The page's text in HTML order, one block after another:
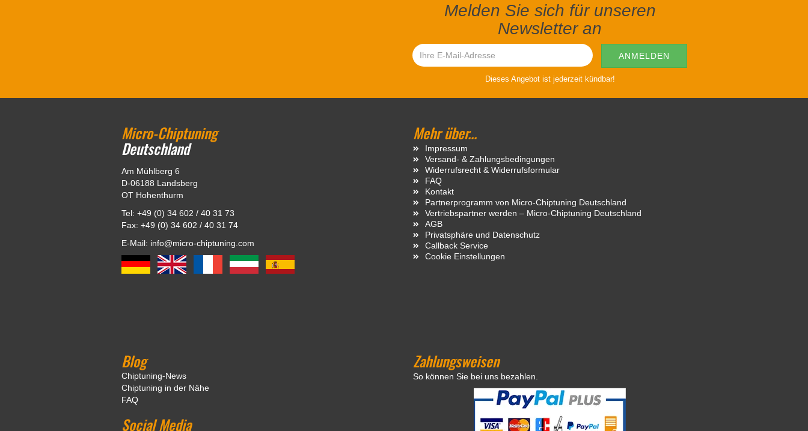
Melden Sie sich für unseren
Newsletter an
Dieses Angebot ist jederzeit kündbar!
Micro-Chiptuning
Deutschland
Am Mühlberg 6
D-06188 Landsberg
OT Hohenthurm
Tel: +49 (0) 34 602 / 40 31 73
Fax: +49 (0) 34 602 / 40 31 74
E-Mail: info@micro-chiptuning.com
Mehr über...
Impressum
Versand- & Zahlungsbedingungen
Widerrufsrecht & Widerrufsformular
FAQ
Kontakt
Partnerprogramm von Micro-Chiptuning Deutschland
Vertriebspartner werden – Micro-Chiptuning Deutschland
AGB
Privatsphäre und Datenschutz
Callback Service
Cookie Einstellungen
Blog
Chiptuning-News
Chiptuning in der Nähe
FAQ
Social Media
Zahlungsweisen
So können Sie bei uns bezahlen.